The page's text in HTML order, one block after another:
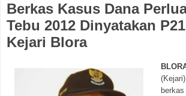
Berkas Kasus Dana
Tebu 2012 Dinyatakan
Kejari Blora